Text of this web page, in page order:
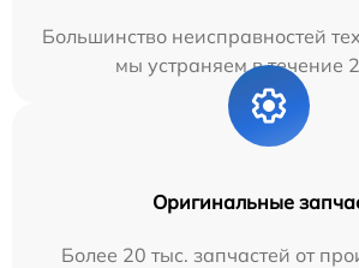
Большинство неисправностей
мы устраняем в течение
Оригинальные
Более 20 тыс. запчастей от